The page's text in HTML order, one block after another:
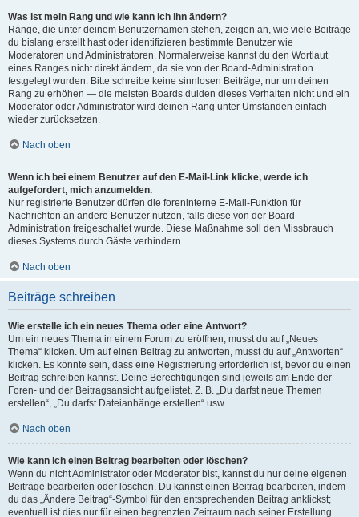
Was ist mein Rang und wie kann ich ihn ändern?
Ränge, die unter deinem Benutzernamen stehen, zeigen an, wie viele Beiträge
du bislang erstellt hast oder identifizieren bestimmte Benutzer wie
Moderatoren und Administratoren. Normalerweise kannst du den Wortlaut
eines Ranges nicht direkt ändern, da sie von der Board-Administration
festgelegt wurden. Bitte schreibe keine sinnlosen Beiträge, nur um deinen
Rang zu erhöhen — die meisten Boards dulden dieses Verhalten nicht und ein
Moderator oder Administrator wird deinen Rang unter Umständen einfach
wieder zurücksetzen.
Nach oben
Wenn ich bei einem Benutzer auf den E-Mail-Link klicke, werde ich
aufgefordert, mich anzumelden.
Nur registrierte Benutzer dürfen die foreninterne E-Mail-Funktion für
Nachrichten an andere Benutzer nutzen, falls diese von der Board-
Administration freigeschaltet wurde. Diese Maßnahme soll den Missbrauch
dieses Systems durch Gäste verhindern.
Nach oben
Beiträge schreiben
Wie erstelle ich ein neues Thema oder eine Antwort?
Um ein neues Thema in einem Forum zu eröffnen, musst du auf „Neues
Thema“ klicken. Um auf einen Beitrag zu antworten, musst du auf „Antworten“
klicken. Es könnte sein, dass eine Registrierung erforderlich ist, bevor du einen
Beitrag schreiben kannst. Deine Berechtigungen sind jeweils am Ende der
Foren- und der Beitragsansicht aufgelistet. Z. B. „Du darfst neue Themen
erstellen“, „Du darfst Dateianhänge erstellen“ usw.
Nach oben
Wie kann ich einen Beitrag bearbeiten oder löschen?
Wenn du nicht Administrator oder Moderator bist, kannst du nur deine eigenen
Beiträge bearbeiten oder löschen. Du kannst einen Beitrag bearbeiten, indem
du das „Ändere Beitrag“-Symbol für den entsprechenden Beitrag anklickst;
eventuell ist dies nur für einen begrenzten Zeitraum nach seiner Erstellung